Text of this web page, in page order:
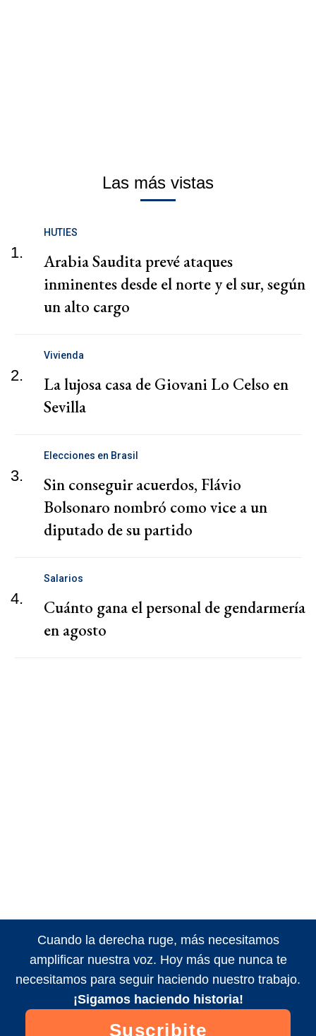
Las más vistas
1.
HUTIES
Arabia Saudita prevé ataques
inminentes desde el norte y el sur, según
un alto cargo
2.
Vivienda
La lujosa casa de Giovani Lo Celso en
Sevilla
3.
Elecciones en Brasil
Sin conseguir acuerdos, Flávio
Bolsonaro nombró como vice a un
diputado de su partido
4.
Salarios
Cuánto gana el personal de gendarmería
en agosto
Cuando la derecha ruge, más necesitamos
amplificar nuestra voz. Hoy más que nunca te
necesitamos para seguir haciendo nuestro trabajo.
¡Sigamos haciendo historia!
Suscribite